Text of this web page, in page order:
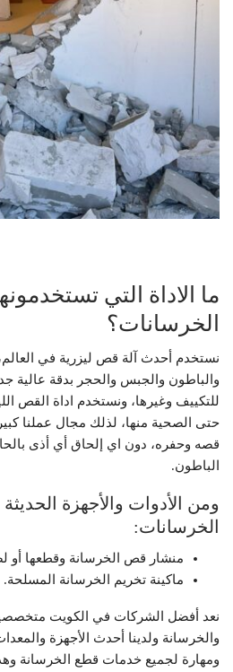
ما الاداة التي
الخرسانات؟
نستخدم أحدث آلة قص ليزرية في
والباطون والجبس والحجر بدقة عالية
للتكييف وغيرها، ونستخدم اداة القص
حتى الصحية منها، لذلك مجال عملنا
قصه وحفره، دون اي إلحاق أي أذى
الباطون.
ومن الأدوات والأجهزة
الخرسانات:
منشار قص الخرسانة وقطعها أو
ماكينة تخريم الخرسانة المسلحة.
نعد أفضل الشركات في الكويت
والخرسانة ولدينا أحدث الأجهزة
ومهارة لجميع خدمات قطع الخرسانة